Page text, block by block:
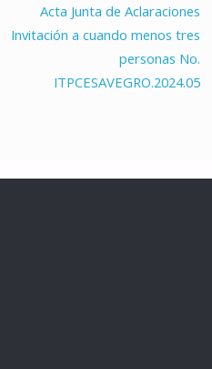
Acta Junta de Aclaraciones
Invitación a cuando menos tres
personas No.
ITPCESAVEGRO.2024.05